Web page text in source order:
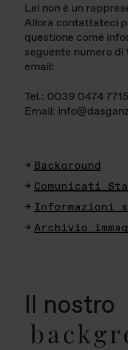
Lei non è un
Allora contattateci
questione come
seguente numero
email:
Tel.: 0039 0474
Email:
Background
Comunicati
Informazioni
Archivio
Il nostro